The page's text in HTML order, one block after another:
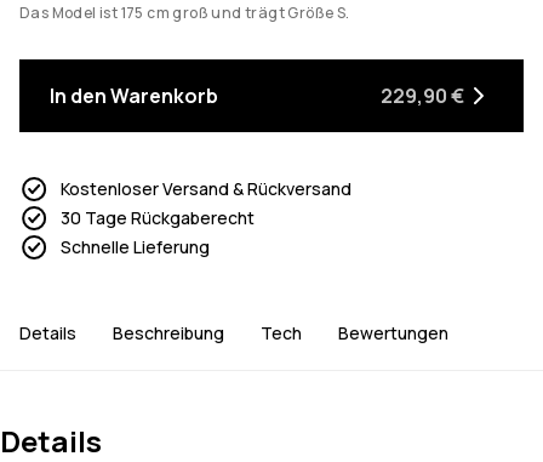
Das Model ist 175 cm groß und trägt Größe S.
In den Warenkorb 229,90 €
Kostenloser Versand & Rückversand
30 Tage Rückgaberecht
Schnelle Lieferung
Details Beschreibung Tech Bewertungen
Details